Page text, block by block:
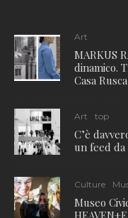
Art
MARKUS
dinamico.
Casa
Art top
C’è
un feed
Culture
Museo